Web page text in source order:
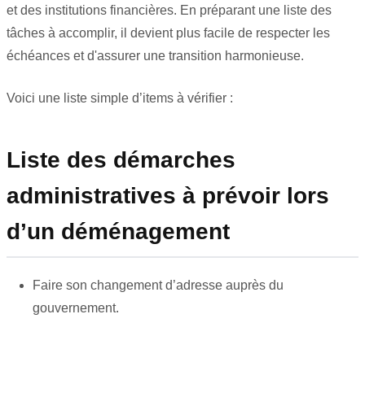
et des institutions financières. En préparant une liste des
tâches à accomplir, il devient plus facile de respecter les
échéances et d'assurer une transition harmonieuse.
Voici une liste simple d’items à vérifier :
Liste des démarches
administratives à prévoir lors
d’un déménagement
Faire son changement d’adresse auprès du
gouvernement.